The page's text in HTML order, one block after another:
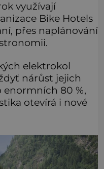
využívají
Bike Hotels
přes naplánování
elektrokol
nárůst jejich
enormních 80 %,
otevírá i nové